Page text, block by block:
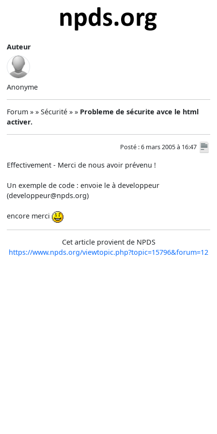
Auteur
Anonyme
Forum » » Sécurité » » Probleme de sécurite avce le html
activer.
Posté : 6 mars 2005 à 16:47
Effectivement - Merci de nous avoir prévenu !
Un exemple de code : envoie le à developpeur
(developpeur@npds.org)
encore merci
Cet article provient de NPDS
https://www.npds.org/viewtopic.php?topic=15796&forum=12